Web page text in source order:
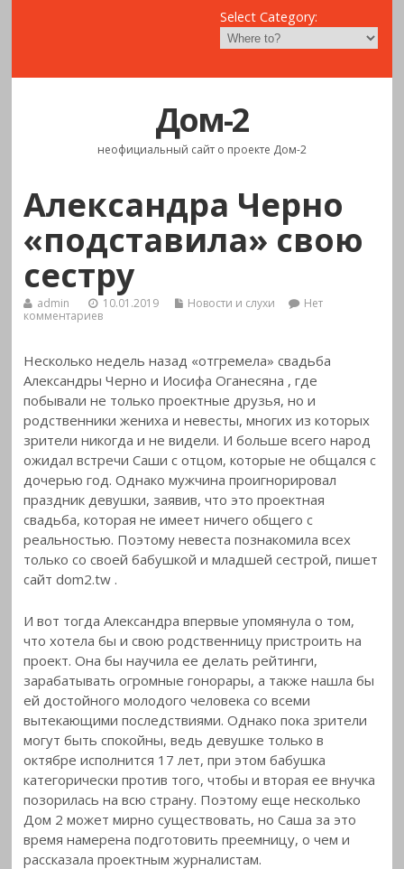
Select Category:
Дом-2
неофициальный сайт о проекте Дом-2
Александра Черно
«подставила» свою
сестру
admin 10.01.2019 Новости и слухи
Нет
комментариев
Несколько недель назад «отгремела» свадьба
Александры Черно и Иосифа Оганесяна , где
побывали не только проектные друзья, но и
родственники жениха и невесты, многих из которых
зрители никогда и не видели. И больше всего народ
ожидал встречи Саши с отцом, которые не общался с
дочерью год. Однако мужчина проигнорировал
праздник девушки, заявив, что это проектная
свадьба, которая не имеет ничего общего с
реальностью. Поэтому невеста познакомила всех
только со своей бабушкой и младшей сестрой, пишет
сайт dom2.tw .
И вот тогда Александра впервые упомянула о том,
что хотела бы и свою родственницу пристроить на
проект. Она бы научила ее делать рейтинги,
зарабатывать огромные гонорары, а также нашла бы
ей достойного молодого человека со всеми
вытекающими последствиями. Однако пока зрители
могут быть спокойны, ведь девушке только в
октябре исполнится 17 лет, при этом бабушка
категорически против того, чтобы и вторая ее внучка
позорилась на всю страну. Поэтому еще несколько
Дом 2 может мирно существовать, но Саша за это
время намерена подготовить преемницу, о чем и
рассказала проектным журналистам.